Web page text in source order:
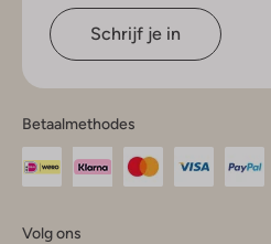
Schrijf je in
Betaalmethodes
Volg ons